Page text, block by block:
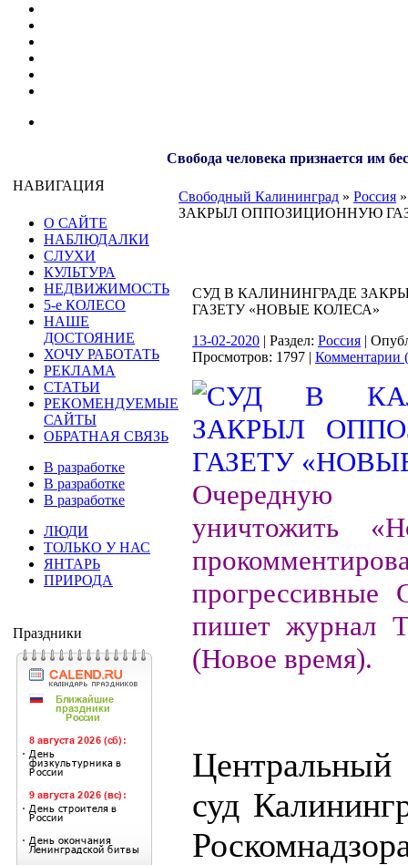
Свобода человека признается им
НАВИГАЦИЯ
О САЙТЕ
НАБЛЮДАЛКИ
СЛУХИ
КУЛЬТУРА
НЕДВИЖИМОСТЬ
5-е КОЛЕСО
НАШЕ
ДОСТОЯНИЕ
ХОЧУ РАБОТАТЬ
РЕКЛАМА
СТАТЬИ
РЕКОМЕНДУЕМЫЕ
САЙТЫ
ОБРАТНАЯ СВЯЗЬ
В разработке
В разработке
В разработке
ЛЮДИ
ТОЛЬКО У НАС
ЯНТАРЬ
ПРИРОДА
Праздники
Свободный Калининград » Россия
ЗАКРЫЛ ОППОЗИЦИОННУЮ
СУД В КАЛИНИНГРАДЕ
ГАЗЕТУ «НОВЫЕ КОЛЕСА»
13-02-2020 | Раздел: Россия |
Просмотров: 1797 | Комментарии
уничтожить
пишет журнал
(Новое время).
суд